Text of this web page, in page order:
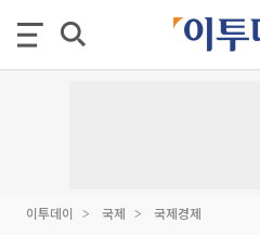
이투데이 국제 국제경제